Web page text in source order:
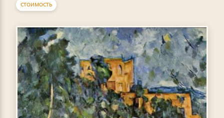
СТОИМОСТЬ